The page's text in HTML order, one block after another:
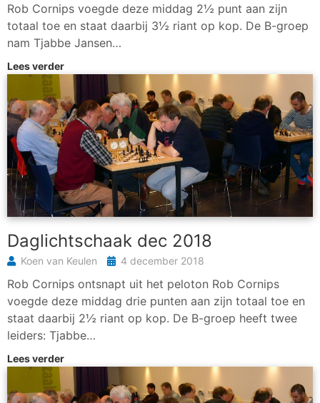
Rob Cornips voegde deze middag 2½ punt aan zijn
totaal toe en staat daarbij 3½ riant op kop. De B-groep
nam Tjabbe Jansen…
Lees verder
Daglichtschaak dec 2018
Koen van Keulen 4 december 2018
Rob Cornips ontsnapt uit het peloton Rob Cornips
voegde deze middag drie punten aan zijn totaal toe en
staat daarbij 2½ riant op kop. De B-groep heeft twee
leiders: Tjabbe…
Lees verder